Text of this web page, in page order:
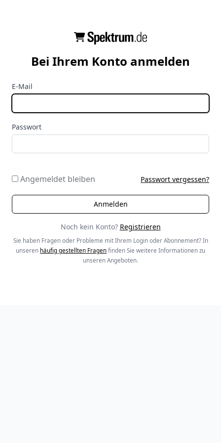
Bei Ihrem Konto anmelden
E-Mail
Passwort
Angemeldet bleiben Passwort vergessen?
Noch kein Konto? Registrieren
Sie haben Fragen oder Probleme mit Ihrem Login oder Abonnement? In
unseren häufig gestellten Fragen finden Sie weitere Informationen zu
unseren Angeboten.